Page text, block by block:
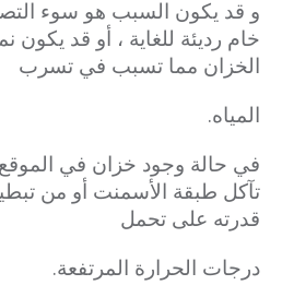
و قد يكون السبب هو سوء
خام رديئة للغاية ، أو قد
الخزان مما تسبب في تسرب
المياه.
في حالة وجود خزان في الموقع
تآكل طبقة الأسمنت أو من
قدرته على تحمل
درجات الحرارة المرتفعة.